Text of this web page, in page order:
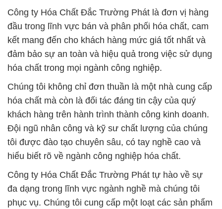
Công ty Hóa Chất Đắc Trường Phát là đơn vị hàng
đầu trong lĩnh vực bán và phân phối hóa chất, cam
kết mang đến cho khách hàng mức giá tốt nhất và
đảm bảo sự an toàn và hiệu quả trong việc sử dụng
hóa chất trong mọi ngành công nghiệp.
Chúng tôi không chỉ đơn thuần là một nhà cung cấp
hóa chất mà còn là đối tác đáng tin cậy của quý
khách hàng trên hành trình thành công kinh doanh.
Đội ngũ nhân công và kỹ sư chất lượng của chúng
tôi được đào tạo chuyên sâu, có tay nghề cao và
hiểu biết rõ về ngành công nghiệp hóa chất.
Công ty Hóa Chất Đắc Trường Phát tự hào về sự
đa dạng trong lĩnh vực ngành nghề mà chúng tôi
phục vụ. Chúng tôi cung cấp một loạt các sản phẩm